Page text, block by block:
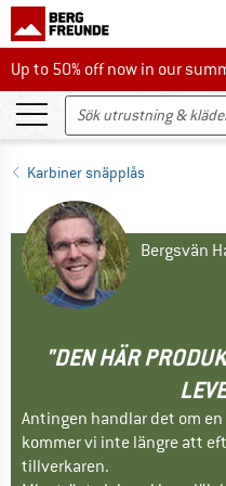
Up to 50% off now in our
Up to 50% off now in our
Karbiner snäpplås
Bergsvän
"DEN HÄR
Antingen handlar det om
kommer vi inte längre att
tillverkaren.